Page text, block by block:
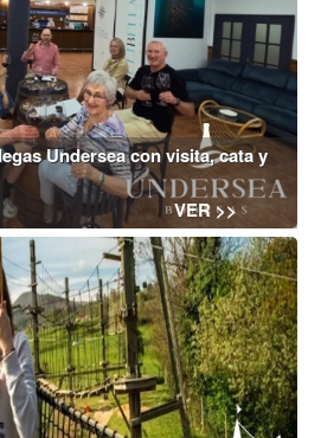
Undersea con visita, cata y
VER >>